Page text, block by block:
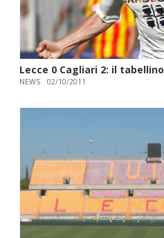
Lecce 0 Cagliari 2: il tabellino
NEWS 02/10/2011